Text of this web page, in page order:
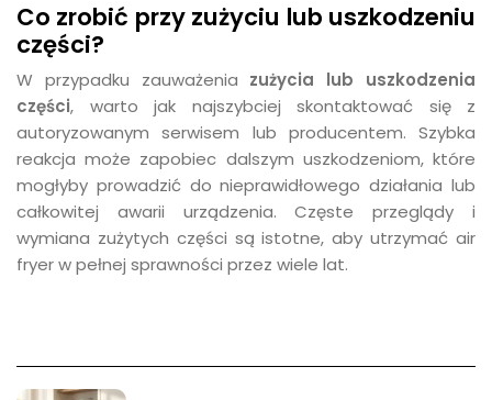
Co zrobić przy zużyciu lub uszkodzeniu
części?
W przypadku zauważenia zużycia lub uszkodzenia
części, warto jak najszybciej skontaktować się z
autoryzowanym serwisem lub producentem. Szybka
reakcja może zapobiec dalszym uszkodzeniom, które
mogłyby prowadzić do nieprawidłowego działania lub
całkowitej awarii urządzenia. Częste przeglądy i
wymiana zużytych części są istotne, aby utrzymać air
fryer w pełnej sprawności przez wiele lat.